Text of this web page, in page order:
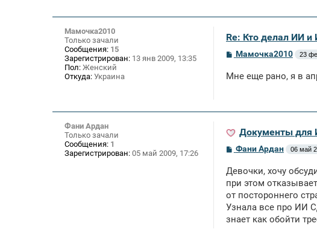
Мамочка2010
Только зачали
Сообщения: 15
Зарегистрирован: 13 янв 2009, 13:35
Пол: Женский
Откуда: Украина
Re: Кто делал ИИ
С
б
и
Мамочка2010 23
Мне еще рано, я в
Фани Ардан
Только зачали
Сообщения: 1
Зарегистрирован: 05 май 2009, 17:26
Документы для
С
б
щ
е
н
и
Фани Ардан 06 май
Девочки, хочу
при этом
от постороннего
Узнала все про ИИ
знает как обойти